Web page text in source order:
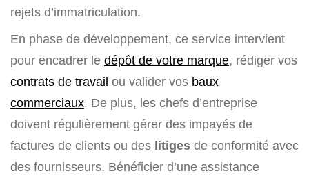
rejets d’immatriculation.
En phase de développement, ce service intervient
pour encadrer le dépôt de votre marque, rédiger vos
contrats de travail ou valider vos baux
commerciaux. De plus, les chefs d’entreprise
doivent régulièrement gérer des impayés de
factures de clients ou des litiges de conformité avec
des fournisseurs. Bénéficier d’une assistance